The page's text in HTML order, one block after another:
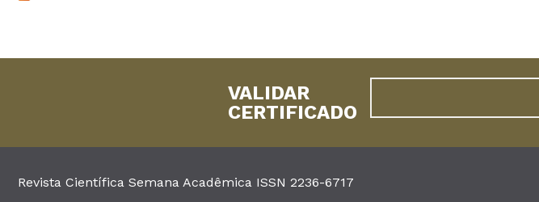
VALIDAR
CERTIFICADO
Revista Científica Semana Acadêmica ISSN 2236-6717